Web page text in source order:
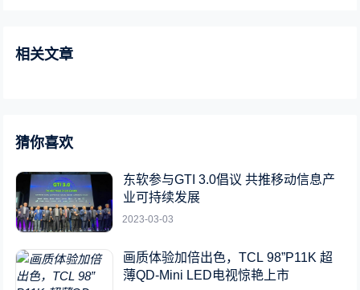
相关文章
猜你喜欢
东软参与GTI 3.0倡议 共推移动信息产
业可持续发展
2023-03-03
画质体验加倍出色，TCL 98”P11K 超
薄QD-Mini LED电视惊艳上市